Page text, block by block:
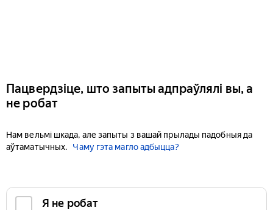
Пацвердзіце, што запыты адпраўлялі вы, а
не робат
Нам вельмі шкада, але запыты з вашай прылады падобныя да
аўтаматычных.
Чаму гэта магло адбыцца?
Я не робат